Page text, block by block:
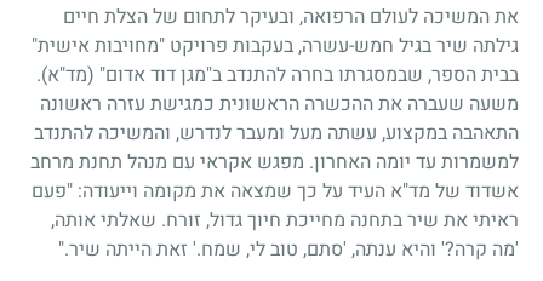
את המשיכה לעולם הרפואה, ובעיקר לתחום של הצלת חיים
גילתה שיר בגיל חמש-עשרה, בעקבות פרויקט "מחויבות אישית"
בבית הספר, שבמסגרתו בחרה להתנדב ב"מגן דוד אדום" (מד"א).
משעה שעברה את ההכשרה הראשונית כמגישת עזרה ראשונה
התאהבה במקצוע, עשתה מעל ומעבר לנדרש, והמשיכה להתנדב
למשמרות עד יומה האחרון. מפגש אקראי עם מנהל תחנת מרחב
אשדוד של מד"א העיד על כך שמצאה את מקומה וייעודה: "פעם
ראיתי את שיר בתחנה מחייכת חיוך גדול, זורח. שאלתי אותה,
'מה קרה?' והיא ענתה, 'סתם, טוב לי, שמח.' זאת הייתה שיר."